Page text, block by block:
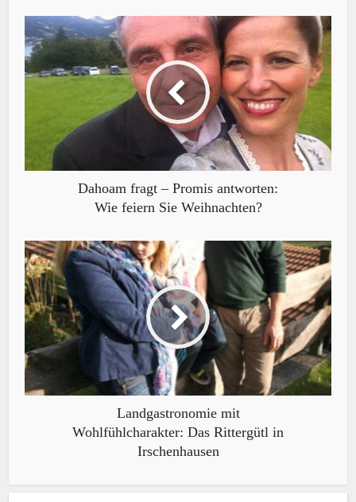
Dahoam fragt – Promis antworten:
Wie feiern Sie Weihnachten?
Landgastronomie mit
Wohlfühlcharakter: Das Rittergütl in
Irschenhausen